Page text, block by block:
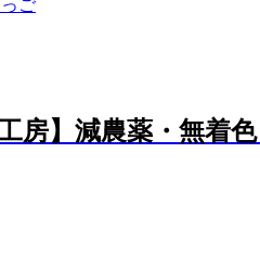
房】減農薬・無着